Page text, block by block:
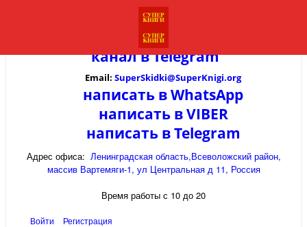
канал вTelegram
Email: SuperSkidki@SuperKnigi.org
написать в WhatsApp
написать в VIBER
написать в Telegram
Адрес офиса: Ленинградская область,Всеволожский район,
массив Вартемяги-1, ул Центральная д 11, Россия
Время работы с 10 до 20
Войти
Регистрация